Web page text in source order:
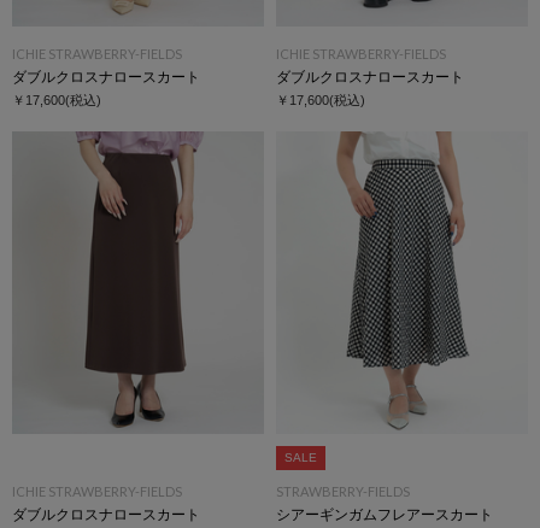
ICHIE STRAWBERRY-FIELDS
ダブルクロスナロースカート
￥17,600(税込)
ICHIE STRAWBERRY-FIELDS
ダブルクロスナロースカート
￥17,600(税込)
ICHIE STRAWBERRY-FIELDS
ダブルクロスナロースカート
SALE
STRAWBERRY-FIELDS
シアーギンガムフレアースカート